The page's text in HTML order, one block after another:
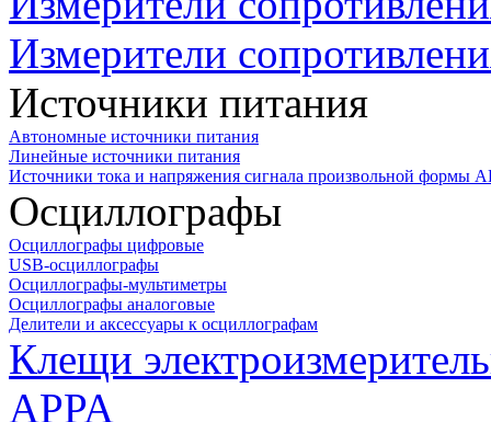
Измерители
Источники питания
Автономные источники питания
Линейные источники питания
Источники тока и напряжения сигнала произвольной формы
Осциллографы
Осциллографы цифровые
USB-осциллографы
Осциллографы-мультиметры
Осциллографы аналоговые
Делители и аксессуары к осциллографам
Клещи
APPA